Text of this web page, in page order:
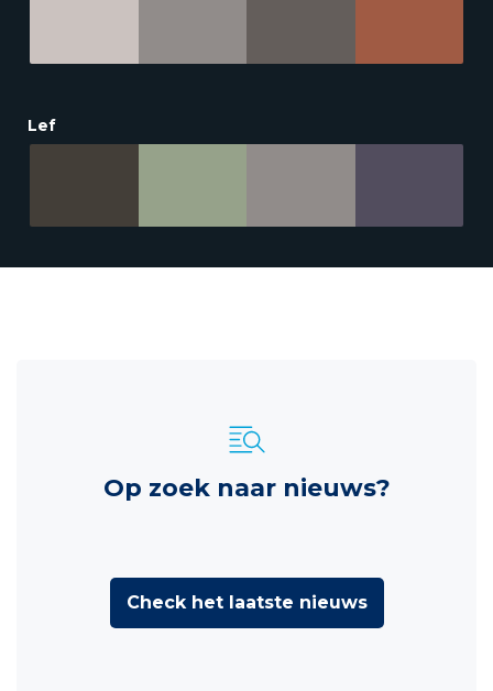
Lef
Op zoek naar nieuws?
Check het laatste nieuws